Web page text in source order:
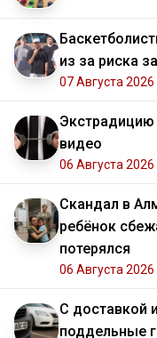
из за риска
07 Августа 2026
Экстрадицию
видео
06 Августа 2026
Скандал в
ребёнок
потерялся
06 Августа 2026
С доставкой
поддельные